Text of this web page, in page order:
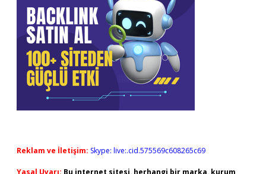
Reklam ve İletişim: Skype: live:.cid.575569c608265c69
Yasal Uyarı: Bu internet sitesi, herhangi bir marka, kurum